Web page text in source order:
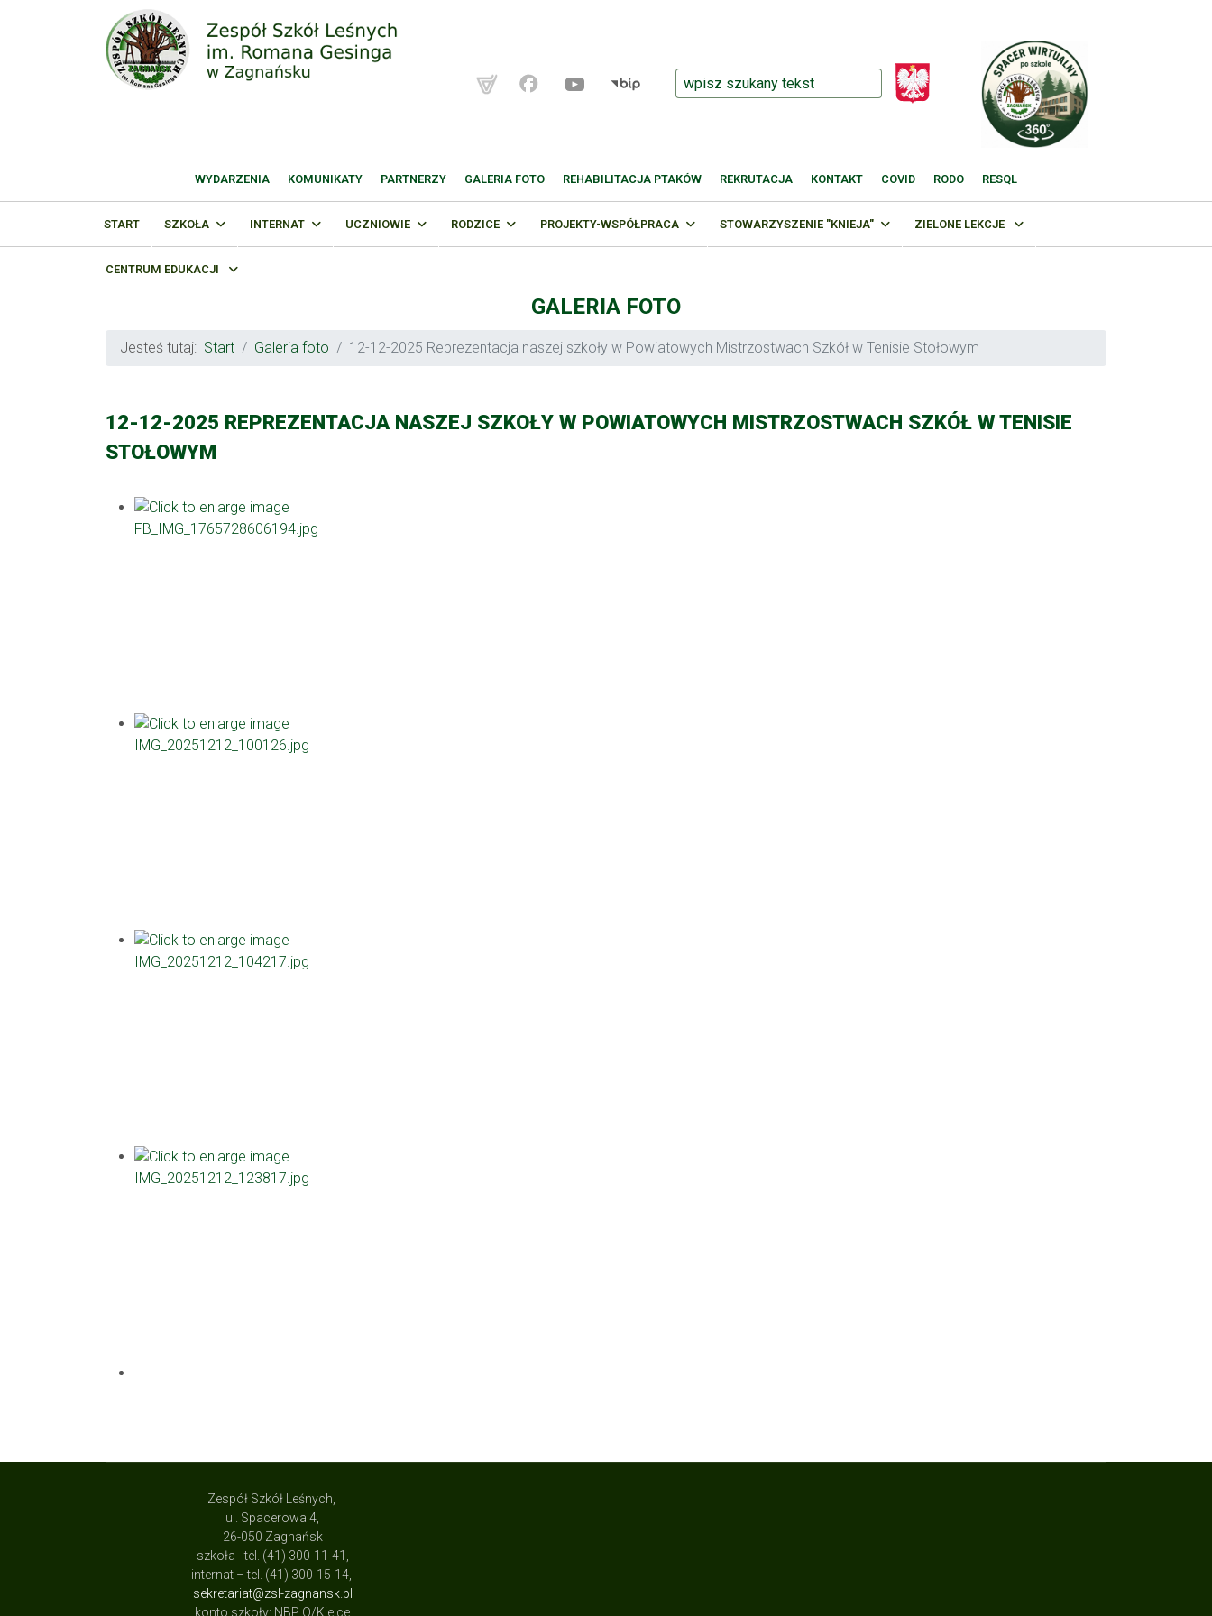
WYDARZENIA KOMUNIKATY PARTNERZY GALERIA FOTO REHABILITACJA PTAKÓW REKRUTACJA KONTAKT COVID RODO RESQL
START SZKOŁA INTERNAT UCZNIOWIE RODZICE PROJEKTY-WSPÓŁPRACA STOWARZYSZENIE "KNIEJA" ZIELONE LEKCJE
CENTRUM EDUKACJI
GALERIA FOTO
Jesteś tutaj: Start Galeria foto 12-12-2025 Reprezentacja naszej szkoły w Powiatowych Mistrzostwach Szkół w Tenisie Stołowym
12-12-2025 REPREZENTACJA NASZEJ SZKOŁY W POWIATOWYCH MISTRZOSTWACH SZKÓŁ W TENISIE
STOŁOWYM
Zespół Szkół Leśnych,
ul. Spacerowa 4,
26-050 Zagnańsk
szkoła - tel. (41) 300-11-41,
internat – tel. (41) 300-15-14,
sekretariat@zsl-zagnansk.pl
konto szkoły: NBP O/Kielce